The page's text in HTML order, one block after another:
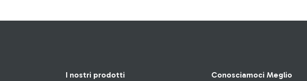
I nostri prodotti
Conosciamoci Meglio